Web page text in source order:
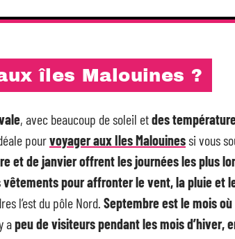
îles Malouines ?
, avec beaucoup de soleil etdes
pourvoyager aux Iles Malouinessi vous
et de janvier offrent les journées les plus
pour affronter le vent, la pluie et
l’est du pôle Nord. Septembre est le mois
apeu de visiteurs pendant les mois d’hiver,